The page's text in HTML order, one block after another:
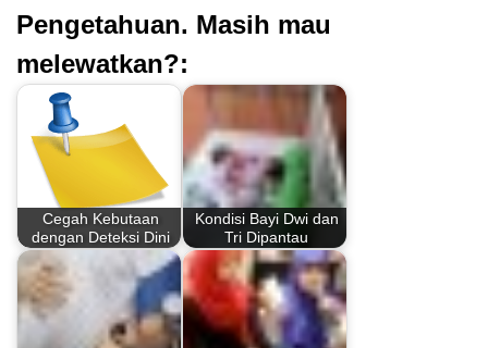
Pengetahuan. Masih mau
melewatkan?:
Cegah Kebutaan
dengan Deteksi Dini
Kondisi Bayi Dwi dan
Tri Dipantau